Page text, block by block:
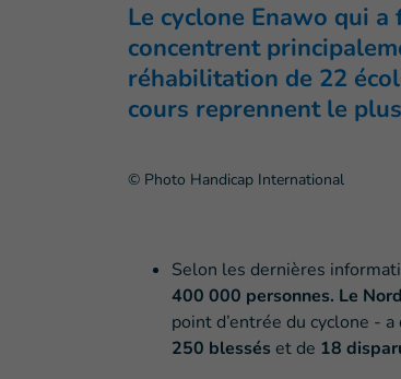
Le cyclone Enawo qui
concentrent
réhabilitation de 22
cours reprennent le
© Photo Handicap International
Selon les dernières
400 000 personnes. Le
point d’entrée du cyclone -
250 blessés et de 18